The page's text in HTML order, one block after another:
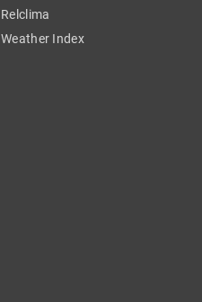
Relclima
Weather Index